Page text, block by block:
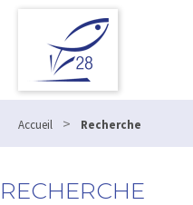
Accueil > Recherche
RECHERCHE